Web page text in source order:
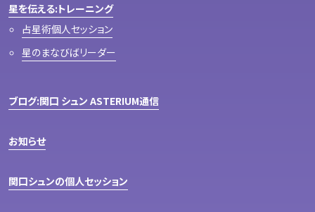
星を伝える:トレーニング
占星術個人セッション
星のまなびばリーダー
ブログ:関口 シュン ASTERIUM通信
お知らせ
関口シュンの個人セッション